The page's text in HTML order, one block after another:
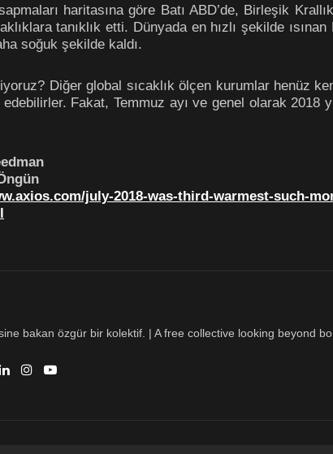
sapmaları haritasına göre Batı ABD’de, Birleşik
tanıklık etti. Dünyada en hızlı şekilde
soğuk şekilde kaldı.
Diğer global sıcaklık ölçen kurumlar henüz
Fakat, Temmuz ayı ve genel olarak 2018
july-2018-was-third-warmest-such-
bakan özgür bir kolektif. | A free collective looking beyond